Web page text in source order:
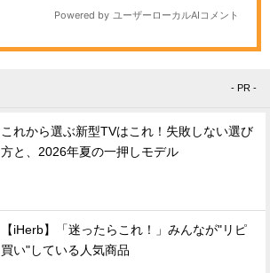
- PR -
これから選ぶ新型TVはこれ！失敗しない選び
方と、2026年夏の一押しモデル
【iHerb】「迷ったらこれ！」みんなが"リピ
買い"している人気商品